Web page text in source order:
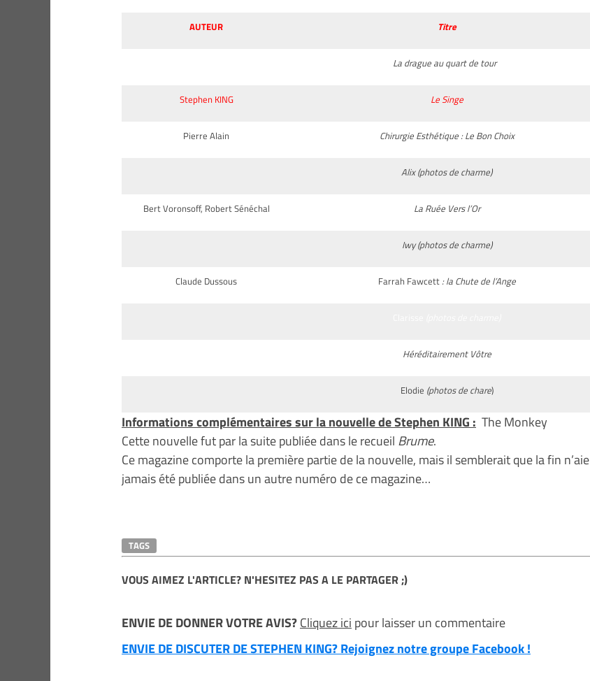
AUTEUR Titre
La drague au quart de tour
Stephen KING Le Singe
Pierre Alain Chirurgie Esthétique : Le Bon Choix
Alix (photos de charme)
Bert Voronsoff, Robert Sénéchal La Ruée Vers l’Or
Iwy (photos de charme)
Claude Dussous Farrah Fawcett: la Chute de l’Ange
Héréditairement Vôtre
Elodie (photos de chare)
Informations complémentaires sur la nouvelle de Stephen KING : The Monkey
Cette nouvelle fut par la suite publiée dans le recueil Brume.
Ce magazine comporte la première partie de la nouvelle, mais il semblerait que la fin n’aie
jamais été publiée dans un autre numéro de ce magazine…
TAGS
VOUS AIMEZ L'ARTICLE? N'HESITEZ PAS A LE PARTAGER ;)
ENVIE DE DONNER VOTRE AVIS?Cliquez ici pour laisser un commentaire
ENVIE DE DISCUTER DE STEPHEN KING? Rejoignez notre groupe Facebook !